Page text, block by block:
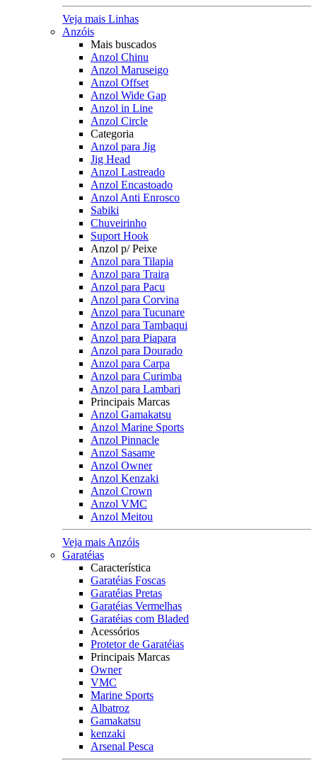
Veja mais Linhas
Anzóis
Mais buscados
Anzol Chinu
Anzol Maruseigo
Anzol Offset
Anzol Wide Gap
Anzol in Line
Anzol Circle
Categoria
Anzol para Jig
Jig Head
Anzol Lastreado
Anzol Encastoado
Anzol Anti Enrosco
Sabiki
Chuveirinho
Suport Hook
Anzol p/ Peixe
Anzol para Tilapia
Anzol para Traira
Anzol para Pacu
Anzol para Corvina
Anzol para Tucunare
Anzol para Tambaqui
Anzol para Piapara
Anzol para Dourado
Anzol para Carpa
Anzol para Curimba
Anzol para Lambari
Principais Marcas
Anzol Gamakatsu
Anzol Marine Sports
Anzol Pinnacle
Anzol Sasame
Anzol Owner
Anzol Kenzaki
Anzol Crown
Anzol VMC
Anzol Meitou
Veja mais Anzóis
Garatéias
Característica
Garatéias Foscas
Garatéias Pretas
Garatéias Vermelhas
Garatéias com Bladed
Acessórios
Protetor de Garatéias
Principais Marcas
Owner
VMC
Marine Sports
Albatroz
Gamakatsu
kenzaki
Arsenal Pesca